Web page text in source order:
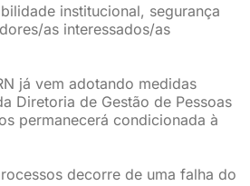
institucional, segurança
as interessados/as
já vem adotando medidas
Diretoria de Gestão de Pessoas
permanecerá condicionada à
decorre de uma falha do